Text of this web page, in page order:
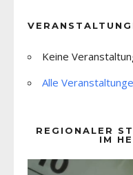
Keine
Alle
REGIONALER
IM